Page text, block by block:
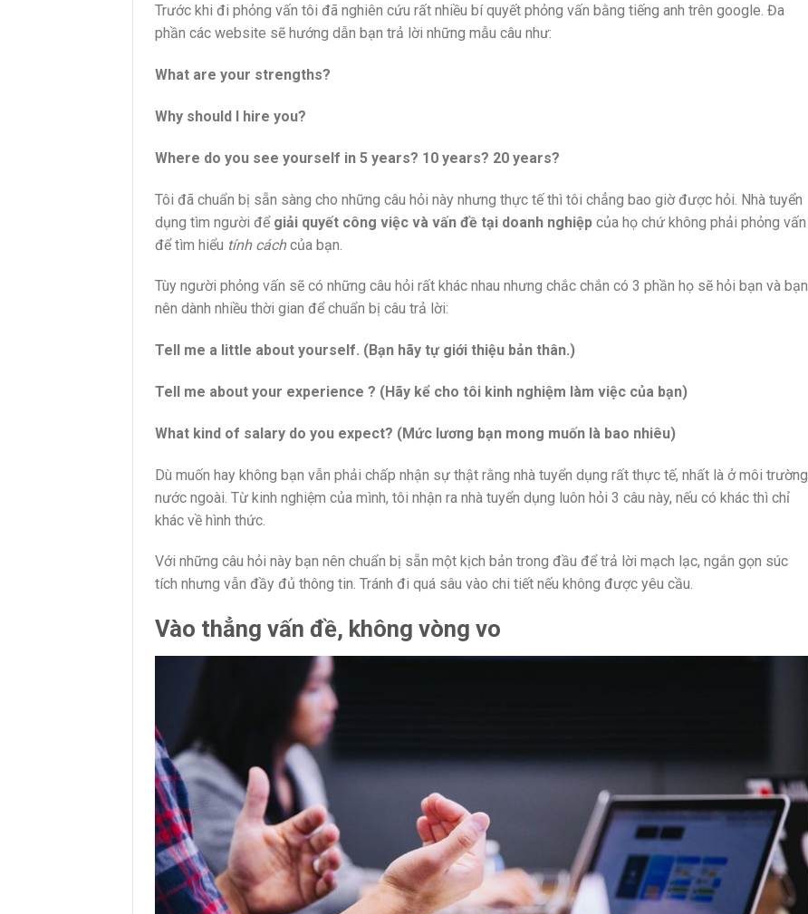
Trước khi đi phỏng vấn tôi đã nghiên cứu rất nhiều bí quyết phỏng vấn bằng tiếng anh trên google. Đa
phần các website sẽ hướng dẫn bạn trả lời những mẫu câu như:
What are your strengths?
Why should I hire you?
Where do you see yourself in 5 years? 10 years? 20 years?
Tôi đã chuẩn bị sẵn sàng cho những câu hỏi này nhưng thực tế thì tôi chẳng bao giờ được hỏi. Nhà tuyển
dụng tìm người để giải quyết công việc và vấn đề tại doanh nghiệp của họ chứ không phải phỏng vấn
để tìm hiểu tính cáchcủa bạn.
Tùy người phỏng vấn sẽ có những câu hỏi rất khác nhau nhưng chắc chắn có 3 phần họ sẽ hỏi bạn và bạn
nên dành nhiều thời gian để chuẩn bị câu trả lời:
Tell me a little about yourself. (Bạn hãy tự giới thiệu bản thân.)
Tell me about your experience ? (Hãy kể cho tôi kinh nghiệm làm việc của bạn)
What kind of salary do you expect? (Mức lương bạn mong muốn là bao nhiêu)
Dù muốn hay không bạn vẫn phải chấp nhận sự thật rằng nhà tuyển dụng rất thực tế, nhất là ở môi trường
nước ngoài. Từ kinh nghiệm của mình, tôi nhận ra nhà tuyển dụng luôn hỏi 3 câu này, nếu có khác thì chỉ
khác về hình thức.
Với những câu hỏi này bạn nên chuẩn bị sẵn một kịch bản trong đầu để trả lời mạch lạc, ngắn gọn súc
tích nhưng vẫn đầy đủ thông tin. Tránh đi quá sâu vào chi tiết nếu không được yêu cầu.
Vào thẳng vấn đề, không vòng vo